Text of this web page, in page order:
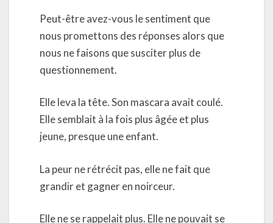
Peut-être avez-vous le sentiment que
nous promettons des réponses alors que
nous ne faisons que susciter plus de
questionnement.
Elle leva la tête. Son mascara avait coulé.
Elle semblait à la fois plus âgée et plus
jeune, presque une enfant.
La peur ne rétrécit pas, elle ne fait que
grandir et gagner en noirceur.
Elle ne se rappelait plus. Elle ne pouvait se